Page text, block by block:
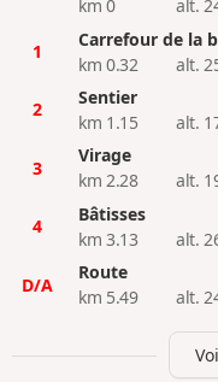
km 0
alt.
1
Carrefour de la
km 0.32
alt.
2
Sentier
km 1.15
alt.
3
Virage
km 2.28
alt.
4
Bâtisses
km 3.13
alt.
D/A
Route
km 5.49
alt.